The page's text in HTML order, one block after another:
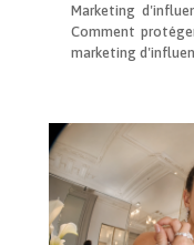
Marketing
Comment
marketing